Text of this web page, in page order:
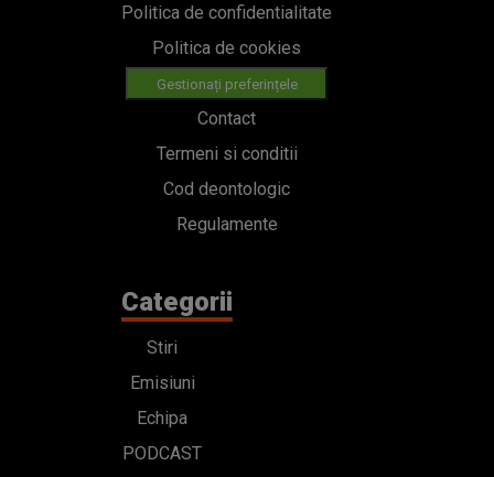
Regulamente
Categorii
Stiri
Emisiuni
Echipa
Concursuri
HOT40
Bd. Mărăști 65-67,